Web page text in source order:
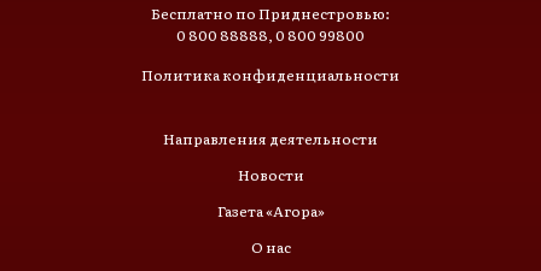
Бесплатно по Приднестровью:
0 800 88888, 0 800 99800
Политика конфиденциальности
Направления деятельности
Новости
Газета «Агора»
О нас